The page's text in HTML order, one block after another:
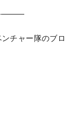
チャー隊のブ